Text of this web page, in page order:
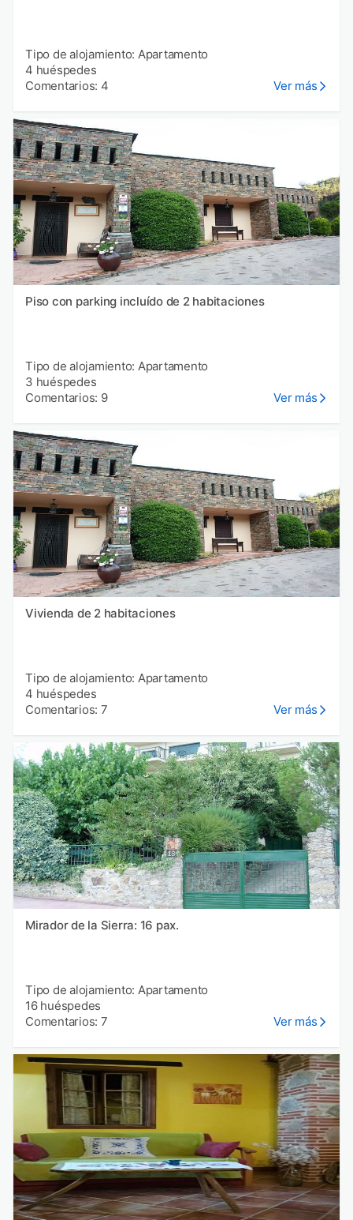
Tipo de alojamiento: Apartamento
4 huéspedes
Comentarios: 4
Ver más
Piso con parking incluído de 2 habitaciones
Tipo de alojamiento: Apartamento
3 huéspedes
Comentarios: 9
Ver más
Vivienda de 2 habitaciones
Tipo de alojamiento: Apartamento
4 huéspedes
Comentarios: 7
Ver más
Mirador de la Sierra: 16 pax.
Tipo de alojamiento: Apartamento
16 huéspedes
Comentarios: 7
Ver más